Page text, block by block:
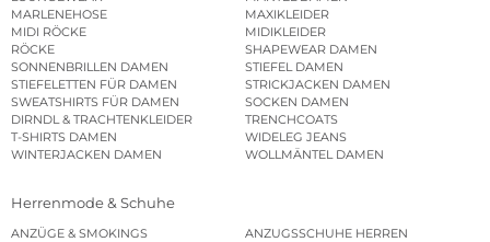
MARLENEHOSE
MAXIKLEIDER
MIDI RÖCKE
MIDIKLEIDER
RÖCKE
SHAPEWEAR DAMEN
SONNENBRILLEN DAMEN
STIEFEL DAMEN
STIEFELETTEN FÜR DAMEN
STRICKJACKEN DAMEN
SWEATSHIRTS FÜR DAMEN
SOCKEN DAMEN
DIRNDL & TRACHTENKLEIDER
TRENCHCOATS
T-SHIRTS DAMEN
WIDELEG JEANS
WINTERJACKEN DAMEN
WOLLMÄNTEL DAMEN
Herrenmode & Schuhe
ANZÜGE & SMOKINGS
ANZUGSSCHUHE HERREN